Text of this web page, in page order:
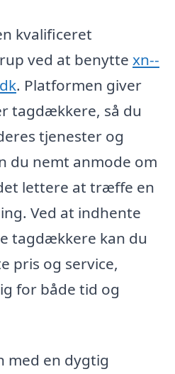
kvalificeret
ved at benytte xn--
. Platformen giver
tagdækkere, så du
tjenester og
du nemt anmode om
lettere at træffe en
Ved at indhente
tagdækkere kan du
pris og service,
for både tid og
med en dygtig